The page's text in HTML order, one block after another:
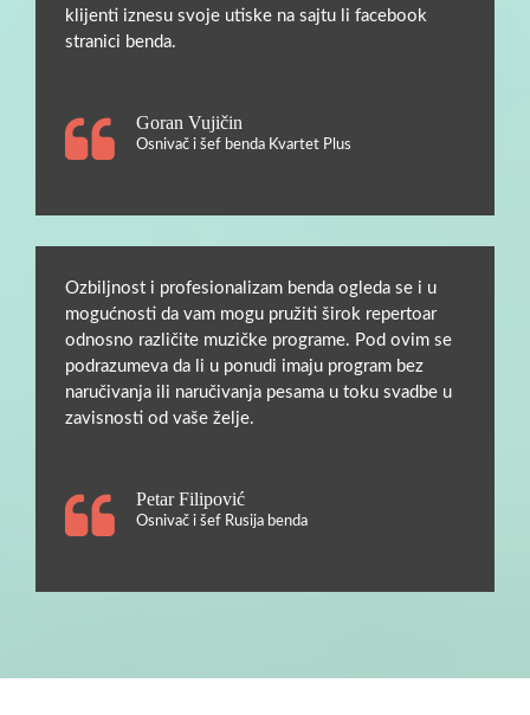
klijenti iznesu svoje utiske na sajtu li facebook
stranici benda.
Goran Vujičin
Osnivač i šef benda Kvartet Plus
Ozbiljnost i profesionalizam benda ogleda se i u
mogućnosti da vam mogu pružiti širok repertoar
odnosno različite muzičke programe. Pod ovim se
podrazumeva da li u ponudi imaju program bez
naručivanja ili naručivanja pesama u toku svadbe u
zavisnosti od vaše želje.
Petar Filipović
Osnivač i šef Rusija benda